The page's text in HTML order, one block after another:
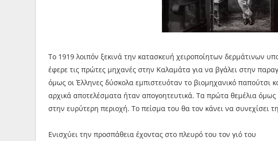
Το 1919 λοιπόν ξεκινά την κατασκευή χειροποίητων δερμάτινων
έφερε τις πρώτες μηχανές στην Καλαμάτα για να βγάλει στην
όμως οι Έλληνες δύσκολα εμπιστευόταν το βιομηχανικό παπούτσι
αρχικά αποτελέσματα ήταν απογοητευτικά. Τα πρώτα θεμέλια
στην ευρύτερη περιοχή. Το πείσμα του θα τον κάνει να συνεχίσει
Ενισχύει την προσπάθεια έχοντας στο πλευρό του τον γιό του